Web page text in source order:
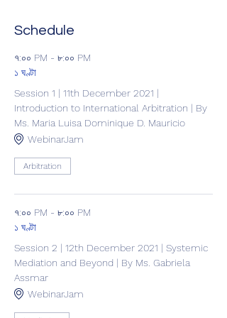
Schedule
৭:০০ PM - ৮:০০ PM
১ ঘণ্টা
Session 1 | 11th December 2021 |
Introduction to International Arbitration | By
Ms. Maria Luisa Dominique D. Mauricio
WebinarJam
Arbitration
৭:০০ PM - ৮:০০ PM
১ ঘণ্টা
Session 2 | 12th December 2021 | Systemic
Mediation and Beyond | By Ms. Gabriela
Assmar
WebinarJam